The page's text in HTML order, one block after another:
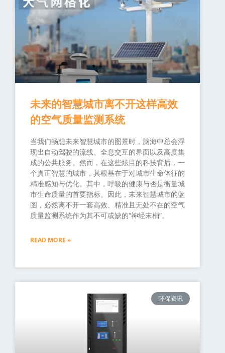
未来的智慧城市离不开这样高效
的空气质量监测系统
当我们畅想未来智慧城市的图景时，脑海中总会浮
现出自动驾驶的流线、全息交互的界面以及高度集
成的公共服务。然而，在这些炫目的科技背后，一
个真正智慧的城市，其根基在于对城市生命体征的
精准感知与优化。其中，呼吸的健康与否是衡量城
市生命质量的首要指标。因此，未来智慧城市的蓝
图，必然离不开一套高效、精准且无处不在的空气
质量监测系统作为其不可或缺的“神经末梢”。
READ MORE »
环保资讯